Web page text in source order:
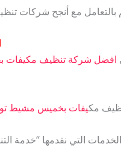
بالتعامل مع أنجح شركات
افضل شركة تنظيف
مكيفات بخميس مشيط
التي نقدمها “خدمة